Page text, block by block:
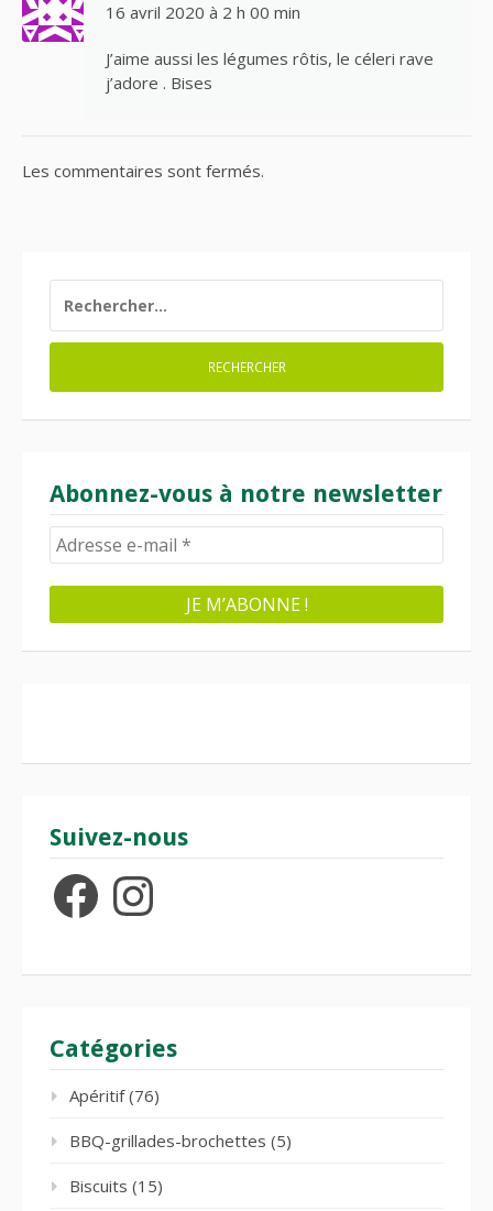
16 avril 2020 à 2 h 00 min
J’aime aussi les légumes rôtis, le céleri rave
j’adore . Bises
Les commentaires sont fermés.
Abonnez-vous à notre newsletter
Suivez-nous
FacebookInstagram
Catégories
Apéritif(76)
BBQ-grillades-brochettes (5)
Biscuits (15)